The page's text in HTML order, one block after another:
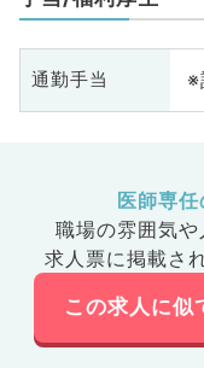
通勤手当 ※
医師専
職場の雰囲気や
求人票に掲載さ
この求人に似